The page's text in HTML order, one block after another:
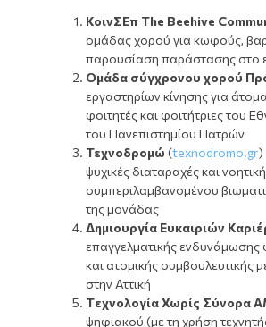
ΚοινΣΕπ The Beehive
ομάδας χορού για κωφούς,
παρουσίαση παράστασης στο
Ομάδα σύγχρονου χορού
εργαστηρίων κίνησης για
φοιτητές και φοιτήτριες του
του Πανεπιστημίου Πατρών
Τεχνοδρομώ (texnodromo.gr)
ψυχικές διαταραχές και
συμπεριλαμβανομένου
της μονάδας
Δημιουργία Ευκαιριών
επαγγελματικής
και ατομικής συμβουλευτικής
στην Αττική
Tεχνολογία Χωρίς Σύνορα
ψηφιακού (με τη χρήση